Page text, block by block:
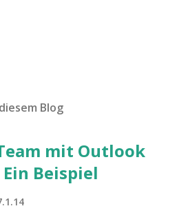
Blog
mit Outlook
Beispiel